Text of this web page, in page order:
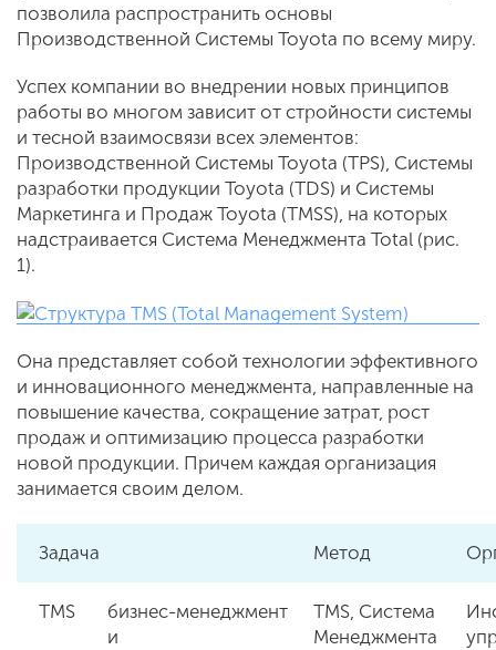
позволила распространить основы
Производственной Системы Toyota по всему миру.
Успех компании во внедрении новых принципов
работы во многом зависит от стройности системы
и тесной взаимосвязи всех элементов:
Производственной Системы Toyota (TPS), Системы
разработки продукции Toyota (TDS) и Системы
Маркетинга и Продаж Toyota (TMSS), на которых
надстраивается Система Менеджмента Total (рис.
1).
Она представляет собой технологии эффективного
и инновационного менеджмента, направленные на
повышение качества, сокращение затрат, рост
продаж и оптимизацию процесса разработки
новой продукции. Причем каждая организация
занимается своим делом.
Задача Метод
TMS
бизнес-менеджмент
и
TMS, Система
Менеджмента